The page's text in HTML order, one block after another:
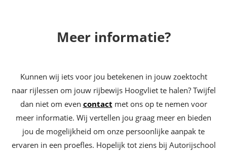
Meer informatie?
Kunnen wij iets voor jou betekenen in jouw zoektocht
naar rijlessen om jouw rijbewijs Hoogvliet te halen? Twijfel
dan niet om even contact met ons op te nemen voor
meer informatie. Wij vertellen jou graag meer en bieden
jou de mogelijkheid om onze persoonlijke aanpak te
ervaren in een proefles. Hopelijk tot ziens bij Autorijschool